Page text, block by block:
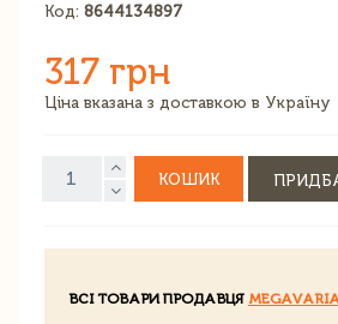
Код: 8644134897
317 грн
Ціна вказана з доставкою в Україну
КОШИК
ВСІ ТОВАРИ ПРОДАВЦЯ